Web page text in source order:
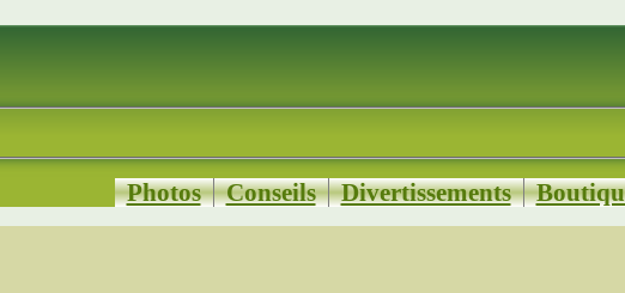
Photos Conseils Divertissements